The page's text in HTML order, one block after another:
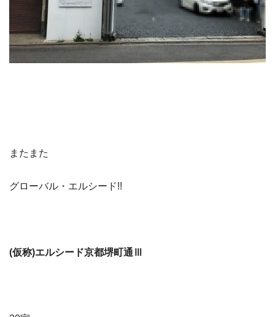
またまた
グローバル・エルシード!!
(仮称)エルシード京都堺町通Ⅲ